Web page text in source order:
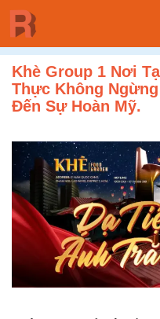
Chuyển
đến
nội
dungKhè Group 1 Nơi
Thực Không
Đến Sự Hoàn Mỹ.